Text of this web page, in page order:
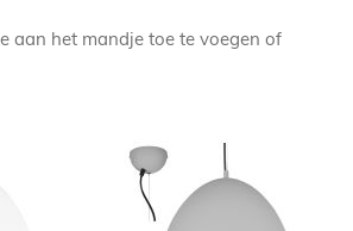
aan het mandje toe te voegen of